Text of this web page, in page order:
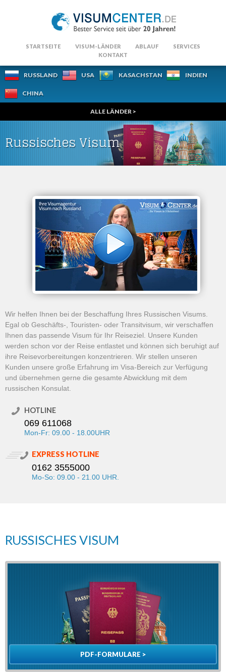
STARTSEITE VISUM-LÄNDER ABLAUF
SERVICES
KONTAKT
RUSSLAND USA KASACHSTAN INDIEN
CHINA
ALLE LÄNDER >
Russisches Visum
Wir helfen Ihnen bei der Beschaffung Ihres Russischen Visums.
Egal ob Geschäfts-, Touristen- oder Transitvisum, wir verschaffen
Ihnen das passende Visum für Ihr Reiseziel. Unsere Kunden
werden schon vor der Reise entlastet und können sich beruhigt auf
ihre Reisevorbereitungen konzentrieren. Wir stellen unseren
Kunden unsere große Erfahrung im Visa-Bereich zur Verfügung
und übernehmen gerne die gesamte Abwicklung mit dem
russischen Konsulat.
HOTLINE
069 611068
Mon-Fr: 09.00 - 18.00UHR
EXPRESS HOTLINE
0162 3555000
Mo-So: 09.00 - 21.00 UHR.
RUSSISCHES VISUM
PDF-FORMULARE >